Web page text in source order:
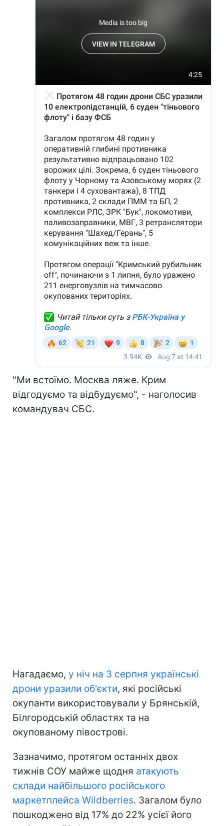
"Ми встоїмо. Москва ляже. Крим
відгодуємо та відбудуємо", - наголосив
командувач СБС.
Нагадаємо, у ніч на 3 серпня українські
дрони уразили об'єкти, які російські
окупанти використовували у Брянській,
Білгородській областях та на
окупованому півострові.
Зазначимо, протягом останніх двох
тижнів СОУ майже щодня атакують
склади найбільшого російського
маркетплейса Wildberries. Загалом було
пошкоджено від 17% до 22% усієї його